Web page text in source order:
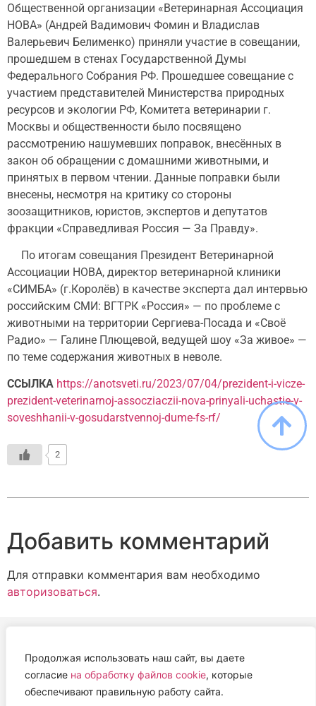
Продолжая использовать наш сайт, вы даете
согласие на обработку файлов cookie, которые
обеспечивают правильную работу сайта.
Общественной организации «Ветеринарная Ассоциация
НОВА» (Андрей Вадимович Фомин и Владислав
Валерьевич Белименко) приняли участие в совещании,
прошедшем в стенах Государственной Думы
Федерального Собрания РФ. Прошедшее совещание с
участием представителей Министерства природных
ресурсов и экологии РФ, Комитета ветеринарии г.
Москвы и общественности было посвящено
рассмотрению нашумевших поправок, внесённых в
закон об обращении с домашними животными, и
принятых в первом чтении. Данные поправки были
внесены, несмотря на критику со стороны
зоозащитников, юристов, экспертов и депутатов
фракции «Справедливая Россия — За Правду».
По итогам совещания Президент Ветеринарной
Ассоциации НОВА, директор ветеринарной клиники
«СИМБА» (г.Королёв) в качестве эксперта дал интервью
российским СМИ: ВГТРК «Россия» — по проблеме с
животными на территории Сергиева-Посада и «Своё
Радио» — Галине Плющевой, ведущей шоу «За живое» —
по теме содержания животных в неволе.
ССЫЛКА https://anotsveti.ru/2023/07/04/prezident-i-vicze-
prezident-veterinarnoj-assocziaczii-nova-prinyali-uchastie-v-
soveshhanii-v-gosudarstvennoj-dume-fs-rf/
2
Добавить комментарий
Для отправки комментария вам необходимо
авторизоваться.
АВТОНОМНАЯ НЕКОММЕРЧЕСКАЯ ОРГАНИЗАЦИЯ
«ЦЕНТР ВЕТЕРИНАРНОЙ ТЕРАПИИ, ИММУНОЛОГИИ И
ИММУНОПАТОЛОГИИ» (ЦВЕТИ)